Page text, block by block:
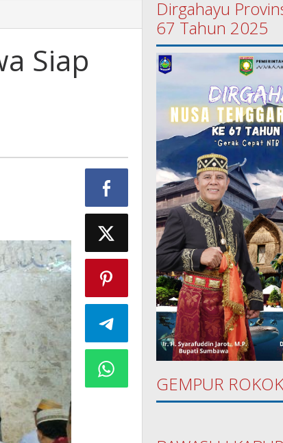
Siap
Dirgahayu
67 Tahun 2025
GEMPUR